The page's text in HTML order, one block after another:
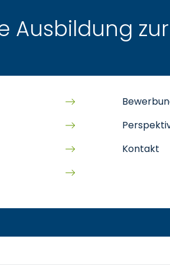
Ausbildung
Kontakt